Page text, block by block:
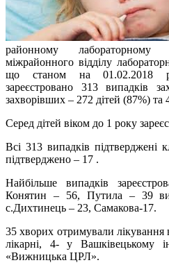
районному лабораторному
міжрайонного відділу
що станом на 01.02.2018
зареєстровано 313 випадків
захворівших – 272 дітей (87%) та
Серед дітей віком до 1 року
Всі 313 випадків підтверджені
підтверджено – 17 .
Найбільше випадків
Конятин – 56, Путила – 39
с.Дихтинець – 23, Самакова-17.
35 хворих отримували лікування
лікарні, 4- у Вашківецькому
«Вижницька ЦРЛ».